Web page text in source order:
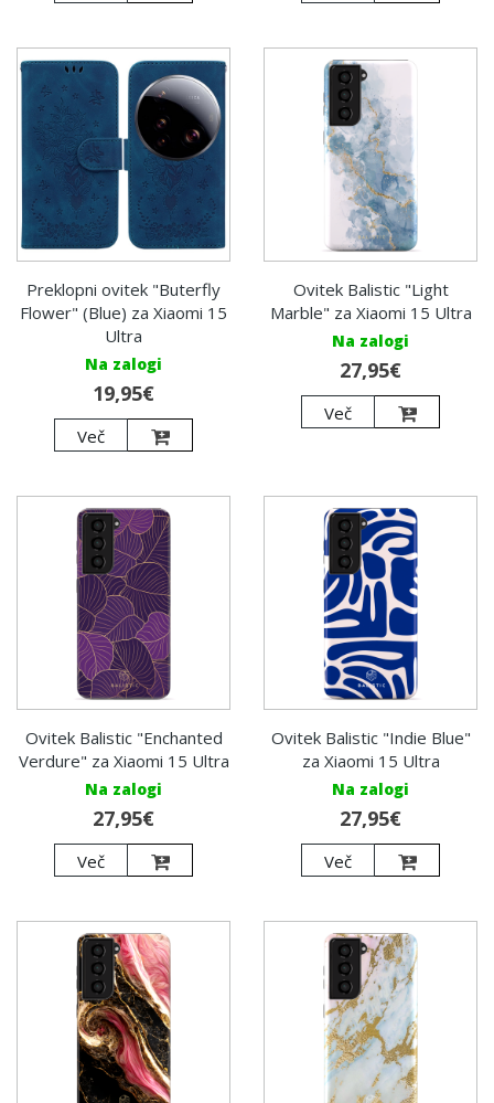
Preklopni ovitek "Buterfly
Flower" (Blue) za Xiaomi 15
Ultra
Na zalogi
19,95€
Več
Ovitek Balistic "Light
Marble" za Xiaomi 15 Ultra
Na zalogi
27,95€
Več
Ovitek Balistic "Enchanted
Verdure" za Xiaomi 15 Ultra
Na zalogi
27,95€
Več
Ovitek Balistic "Indie Blue"
za Xiaomi 15 Ultra
Na zalogi
27,95€
Več